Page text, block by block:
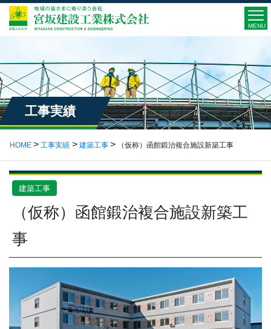
MENU
工事実績
HOME 工事実績 建築工事 （仮称）函館鍛治複合施設新築工事
建築工事
（仮称）函館鍛治複合施設新築工
事